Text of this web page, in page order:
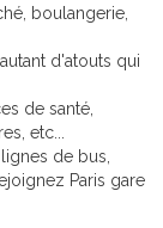
boulangerie,
d'atouts qui
de santé,
etc...
de bus,
Paris gare